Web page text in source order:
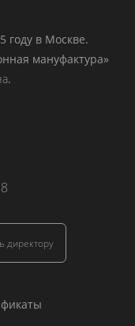
году в Москве.
мануфактура»
.
директору